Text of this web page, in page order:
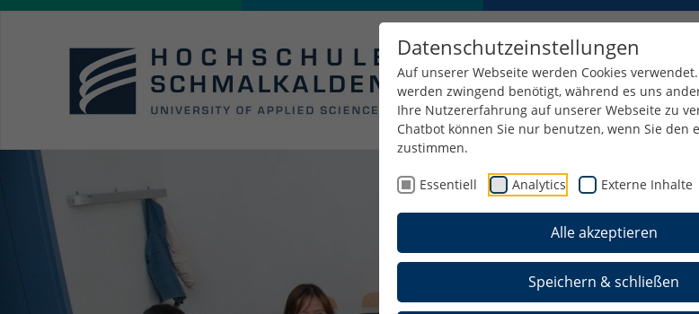
Datenschutzeinstellungen
Auf unserer Webseite werden Cookies
werden zwingend benötigt, während es uns
Ihre Nutzererfahrung auf unserer Webseite zu
Chatbot können Sie nur benutzen, wenn Sie den
zustimmen.
Essentiell Analytics Externe Inhalte
Alle akzeptieren
Speichern & schließen